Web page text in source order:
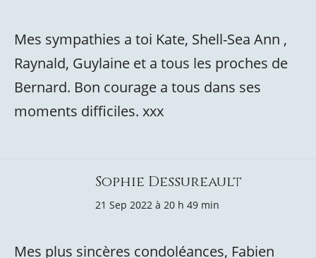
Mes sympathies a toi Kate, Shell-Sea Ann ,
Raynald, Guylaine et a tous les proches de
Bernard. Bon courage a tous dans ses
moments difficiles. xxx
Sophie Dessureault
21 Sep 2022 à 20 h 49 min
Mes plus sincères condoléances, Fabien